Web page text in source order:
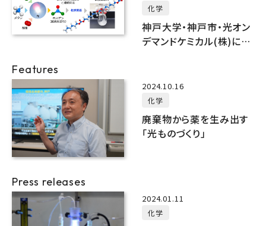
化学
神戸大学・神戸市・光オン
デマンドケミカル(株)によ
Features
2024.10.16
化学
廃棄物から薬を生み出す
「光ものづくり」
Press releases
2024.01.11
化学